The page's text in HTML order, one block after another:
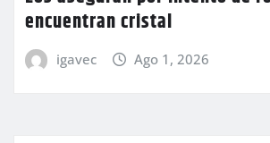
encuentran cristal
igavec Ago 1, 2026